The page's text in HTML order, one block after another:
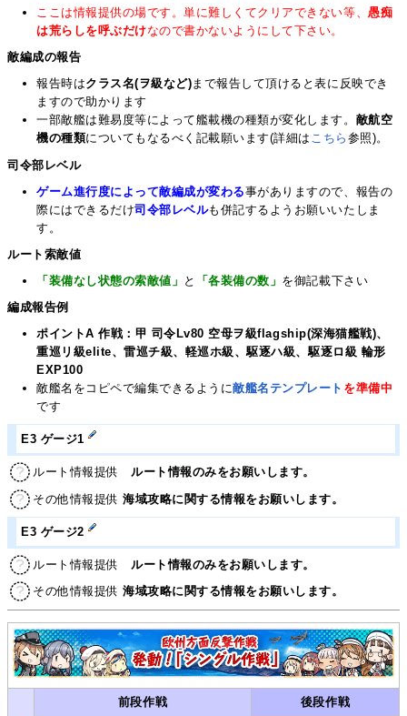
ここは情報提供の場です。単に難しくてクリアできない等、愚痴
は荒らしを呼ぶだけなので書かないようにして下さい。
敵編成の報告
報告時はクラス名(ヲ級など)まで報告して頂けると表に反映でき
ますので助かります
一部敵艦は難易度等によって艦載機の種類が変化します。 敵航空
機の種類についてもなるべく記載願います(詳細は こちら 参照)。
司令部レベル
ゲーム進行度によって敵編成が変わる事がありますので、報告の
際にはできるだけ司令部レベルも併記するようお願いいたしま
す。
ルート索敵値
「装備なし状態の索敵値」 と 「各装備の数」 を御記載下さい
編成報告例
ポイントA 作戦：甲 司令Lv80 空母ヲ級flagship(深海猫艦戦)、
重巡リ級elite、雷巡チ級、軽巡ホ級、駆逐ハ級、駆逐ロ級 輪形
EXP100
敵艦名をコピペで編集できるように敵艦名テンプレート を準備中
です
E3 ゲージ1
ルート情報提供ルート情報のみをお願いします。
その他情報提供海域攻略に関する情報をお願いします。
E3 ゲージ2
ルート情報提供ルート情報のみをお願いします。
その他情報提供海域攻略に関する情報をお願いします。
前段作戦 後段作戦